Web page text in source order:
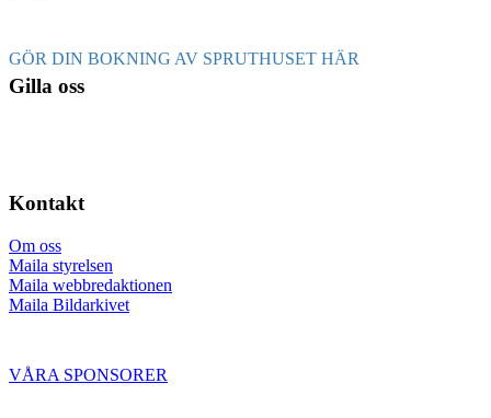
GÖR DIN BOKNING AV SPRUTHUSET HÄR
Gilla oss
Kontakt
Om oss
Maila styrelsen
Maila webbredaktionen
Maila Bildarkivet
VÅRA SPONSORER